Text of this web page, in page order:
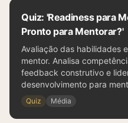
Quiz: 'Readiness para
Pronto para Mentorar?'
Avaliação das habilidades
mentor. Analisa
feedback construtivo e
desenvolvimento para
Quiz Média